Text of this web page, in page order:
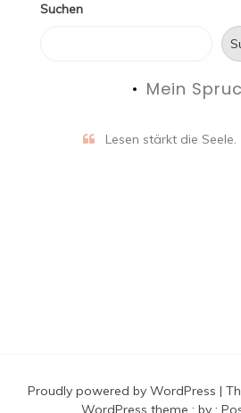
Suchen
Mein
Lesen stärkt die
Proudly powered by WordPress |
WordPress theme : by :